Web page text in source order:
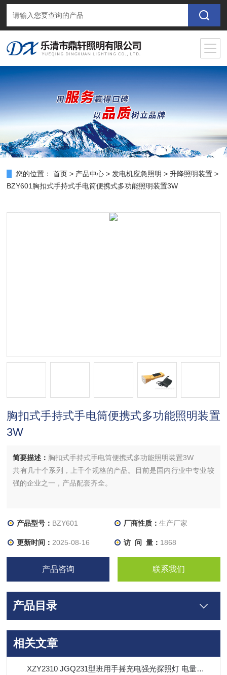
您的位置： 首页 > 产品中心 > 发电机应急照明 >升降照明装置 >
BZY601胸扣式手持式手电筒便携式多功能照明装置3W
胸扣式手持式手电筒便携式多功能照明装置
3W
简要描述： 胸扣式手持式手电筒便携式多功能照明装置3W
共有几十个系列，上千个规格的产品。目前是国内行业中专业较
强的企业之一，产品配套齐全。
产品型号： BZY601 厂商性质： 生产厂家
更新时间： 2025-08-16 访 问 量： 1868
产品咨询 联系我们
产品目录
相关文章
XZY2310 JGQ231型班用手摇充电强光探照灯 电量显示